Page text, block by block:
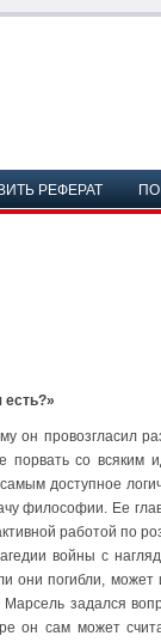
РЕФЕРАТ
есть?»
он провозгласил
порвать со
доступное
философии. Ее
работой по
войны с
они погибли,
задался
он сам может